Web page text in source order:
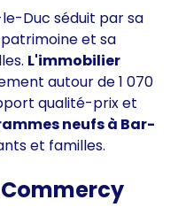
Duc séduit par sa
patrimoine et sa
L'immobilier
autour de 1 070
qualité-prix et
neufs à Bar-
et familles.